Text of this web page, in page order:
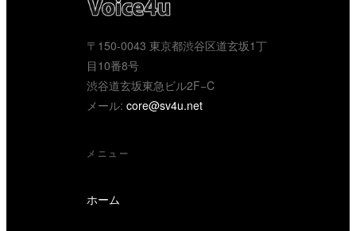
〒150-0043 東京都渋谷区道玄坂1丁
目10番8号
渋谷道玄坂東急ビル2F−C
メール: core@sv4u.net
メニュー
ホーム